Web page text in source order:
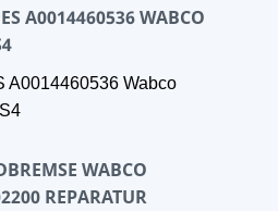
A0014460536 WABCO
A0014460536 Wabco
WABCO
REPARATUR